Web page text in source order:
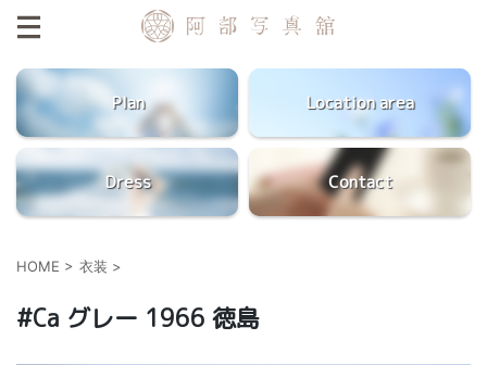
Plan Location area
Dress Contact
HOME > 衣装 >
#Ca グレー 1966 徳島